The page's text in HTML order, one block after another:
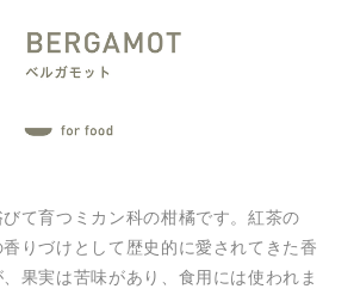
て育つミカン科の柑橘です。紅茶の
香りづけとして歴史的に愛されてきた香
果実は苦味があり、食用には使われま